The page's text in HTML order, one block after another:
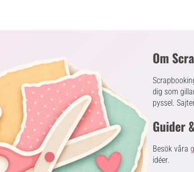
Om
dig som
pyssel.
Guider
Besök våra
idéer.